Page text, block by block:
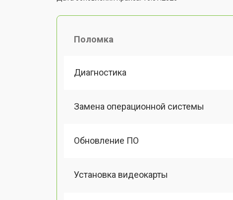
Поломка
Диагностика
Замена операционной системы
Обновление ПО
Установка видеокарты